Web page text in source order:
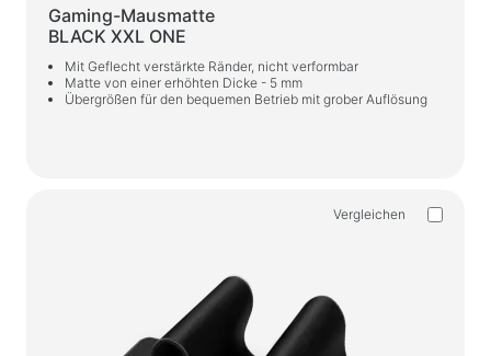
Stühle für Zuhause und das Büro
Spieltische
Gaming-Stühle
Gaming-Mausmatte
BLACK XXL ONE
Mit Geflecht verstärkte Ränder, nicht verformbar
Matte von einer erhöhten Dicke - 5 mm
Übergrößen für den bequemen Betrieb mit grober Auflösung
Vergleichen